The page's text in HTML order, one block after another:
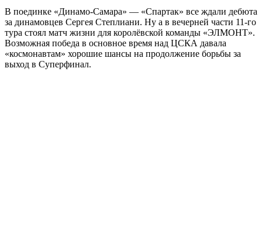
В поединке «Динамо-Самара» — «Спартак» все ждали дебюта
за динамовцев Сергея Степлиани. Ну а в вечерней части 11-го
тура стоял матч жизни для королёвской команды «ЭЛМОНТ».
Возможная победа в основное время над ЦСКА давала
«космонавтам» хорошие шансы на продолжение борьбы за
выход в Суперфинал.